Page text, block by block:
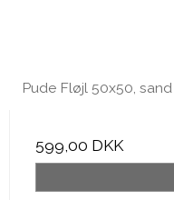
Pude Fløjl 50x50, sand
599,00 DKK